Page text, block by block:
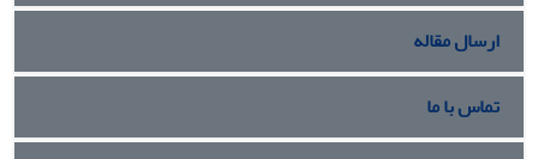
ارسال مقاله
تماس با ما